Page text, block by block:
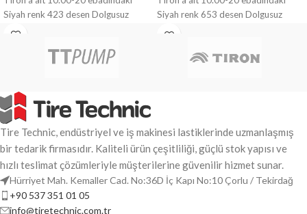
Siyah renk 423 desen Dolgusuz
Ekskavatör & Greyder Lastiği ile ağır
Siyah renk 653 desen Dolgusuz
hazır olun.
Tire Technic, endüstriyel ve iş makinesi lastiklerinde uzmanlaşmış
bir tedarik firmasıdır. Kaliteli ürün çeşitliliği, güçlü stok yapısı ve
hızlı teslimat çözümleriyle müşterilerine güvenilir hizmet sunar.
Hürriyet Mah. Kemaller Cad. No:36D İç Kapı No:10 Çorlu / Tekirdağ
+90 537 351 01 05
info@tiretechnic.com.tr